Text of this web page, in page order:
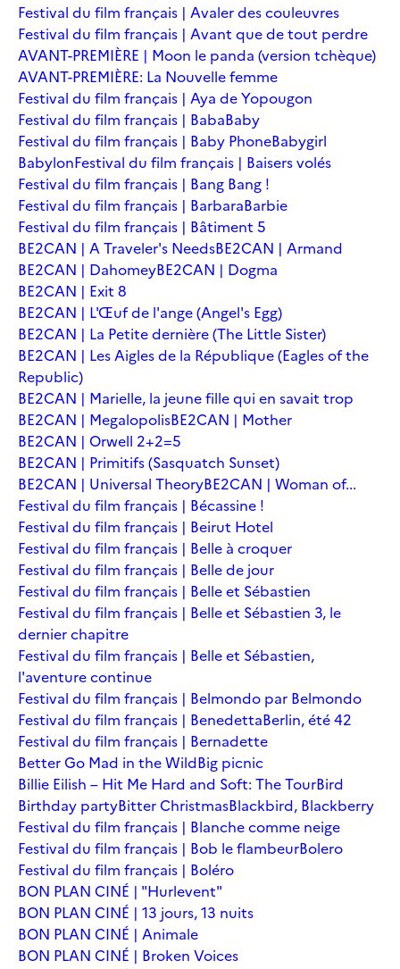
Festival du film français | Avaler des couleuvres
Festival du film français | Avant que de tout perdre
AVANT-PREMIÈRE | Moon le panda (version tchèque)
AVANT-PREMIÈRE: La Nouvelle femme
Festival du film français | Aya de Yopougon
Festival du film français | BabaBaby
Festival du film français | Baby PhoneBabygirl
BabylonFestival du film français | Baisers volés
Festival du film français | Bang Bang !
Festival du film français | BarbaraBarbie
Festival du film français | Bâtiment 5
BE2CAN | A Traveler's NeedsBE2CAN | Armand
BE2CAN | DahomeyBE2CAN | Dogma
BE2CAN | Exit 8
BE2CAN | L'Œuf de l'ange (Angel's Egg)
BE2CAN | La Petite dernière (The Little Sister)
BE2CAN | Les Aigles de la République (Eagles of the
Republic)
BE2CAN | Marielle, la jeune fille qui en savait trop
BE2CAN | MegalopolisBE2CAN | Mother
BE2CAN | Orwell 2+2=5
BE2CAN | Primitifs (Sasquatch Sunset)
BE2CAN | Universal TheoryBE2CAN | Woman of...
Festival du film français | Bécassine !
Festival du film français | Beirut Hotel
Festival du film français | Belle à croquer
Festival du film français | Belle de jour
Festival du film français | Belle et Sébastien
Festival du film français | Belle et Sébastien 3, le
dernier chapitre
Festival du film français | Belle et Sébastien,
l'aventure continue
Festival du film français | Belmondo par Belmondo
Festival du film français | BenedettaBerlin, été 42
Festival du film français | Bernadette
Better Go Mad in the WildBig picnic
Billie Eilish – Hit Me Hard and Soft: The TourBird
Birthday partyBitter ChristmasBlackbird, Blackberry
Festival du film français | Blanche comme neige
Festival du film français | Bob le flambeurBolero
Festival du film français | Boléro
BON PLAN CINÉ | "Hurlevent"
BON PLAN CINÉ | 13 jours, 13 nuits
BON PLAN CINÉ | Animale
BON PLAN CINÉ | Broken Voices